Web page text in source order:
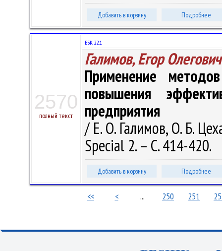
Добавить в корзину Подробнее
2570
полный текст
ББК 22.1
Галимов, Егор Олегович
Применение
повышения
предприятия
/ Е. О. Галимов, О. Б.
Special 2. – С. 414-420.
Добавить в корзину Подробнее
<< < ... 250 251